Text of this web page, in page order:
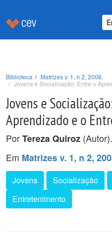
Biblioteca
Matrizes v. 1, n 2, 2008.
Jovens e Socialização: Entre o
Jovens e
Aprendizado e o
PorTereza Quiroz (Autor).
Em Matrizes v. 1, n 2,
Jovens Socialização
Entretenimento